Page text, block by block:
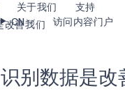
关于我们
博客
支持
内容门户网
CN 访问内容门户
改善我们
识别数据是改